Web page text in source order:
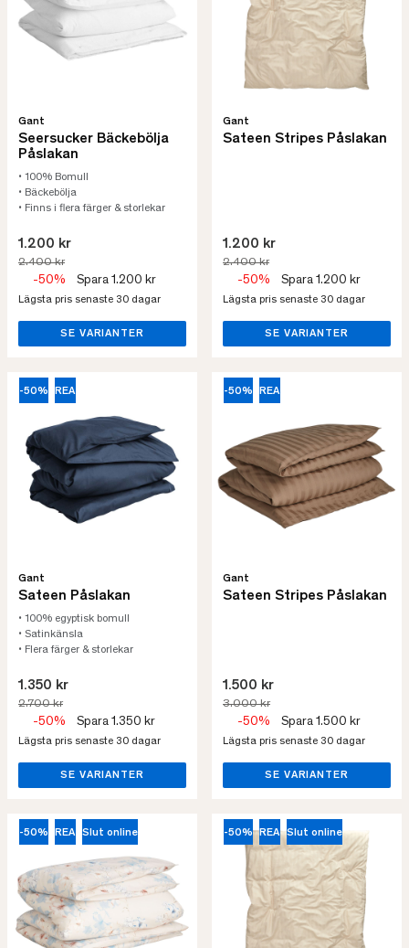
Gant
Seersucker Bäckebölja
Påslakan
• 100% Bomull
• Bäckebölja
• Finns i flera färger & storlekar
1.200 kr
2.400 kr
-50% Spara 1.200 kr
Lägsta pris senaste 30 dagar
SE VARIANTER
Gant
Sateen Stripes Påslakan
1.200 kr
2.400 kr
-50% Spara 1.200 kr
Lägsta pris senaste 30 dagar
SE VARIANTER
-50% REA
Gant
Sateen Påslakan
• 100% egyptisk bomull
• Satinkänsla
• Flera färger & storlekar
1.350 kr
2.700 kr
-50% Spara 1.350 kr
Lägsta pris senaste 30 dagar
SE VARIANTER
-50% REA
Gant
Sateen Stripes Påslakan
1.500 kr
3.000 kr
-50% Spara 1.500 kr
Lägsta pris senaste 30 dagar
SE VARIANTER
-50% REA Slut online -50% REA Slut online